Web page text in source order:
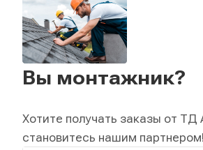
Вы монтажник?
Хотите получать заказы от
становитесь нашим партнером!